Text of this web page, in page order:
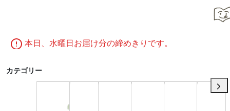
本日、水曜日お届け分の締めきりです。
カテゴリー